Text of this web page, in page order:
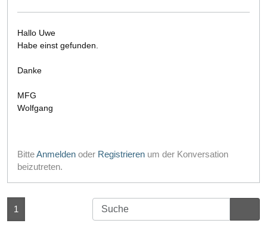
Hallo Uwe
Habe einst gefunden.
Danke
MFG
Wolfgang
BitteAnmelden oder Registrieren um der Konversation
beizutreten.
1